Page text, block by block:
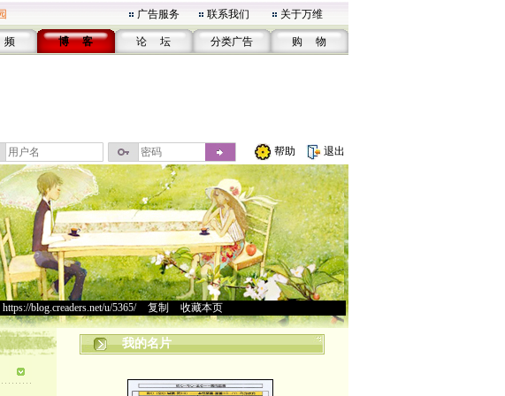
广告服务 联系我们 关于万维
博 客 论 坛 分类广告 购 物
帮助 退出
https://blog.creaders.net/u/5365/> 复制 收藏本页
我的名片